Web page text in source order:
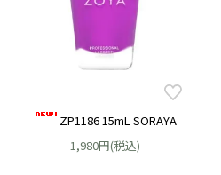
ZP1186 15mL SORAYA
1,980円(税込)